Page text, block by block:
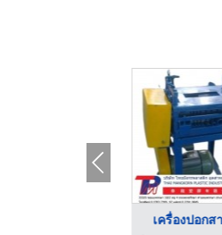
เครื่องปอกส